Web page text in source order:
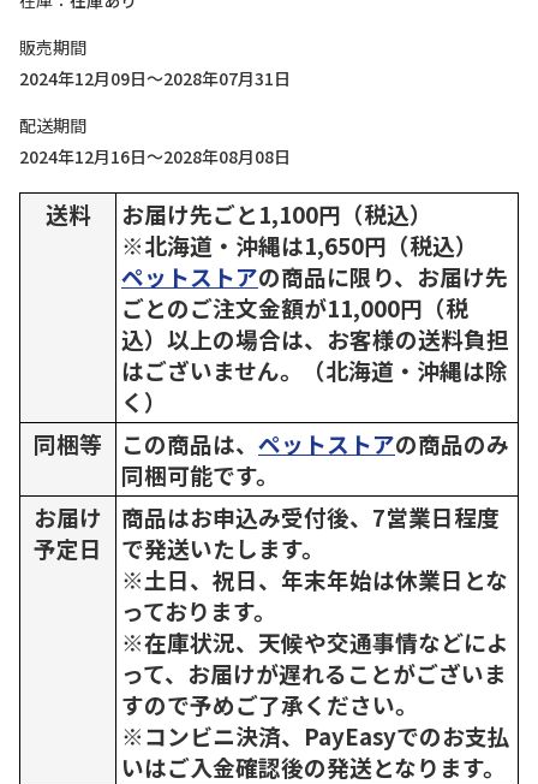
販売期間
2024年12月09日～2028年07月31日
配送期間
2024年12月16日～2028年08月08日
送料
お届け先ごと1,100円（税込）
※北海道・沖縄は1,650円（税込）
ペットストアの商品に限り、お届け先
ごとのご注文金額が11,000円（税
込）以上の場合は、お客様の送料負担
はございません。（北海道・沖縄は除
く）
同梱等
この商品は、 ペットストアの商品のみ
同梱可能です。
お届け
予定日
商品はお申込み受付後、7営業日程度
で発送いたします。
※土日、祝日、年末年始は休業日とな
っております。
※在庫状況、天候や交通事情などによ
って、お届けが遅れることがございま
すので予めご了承ください。
※コンビニ決済、PayEasyでのお支払
いはご入金確認後の発送となります。